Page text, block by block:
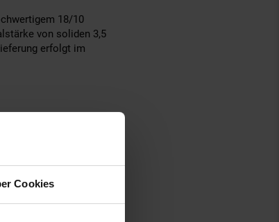
Cookies
18/10
von soliden 3,5
erfolgt im